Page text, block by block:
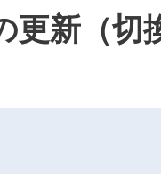
更新（切